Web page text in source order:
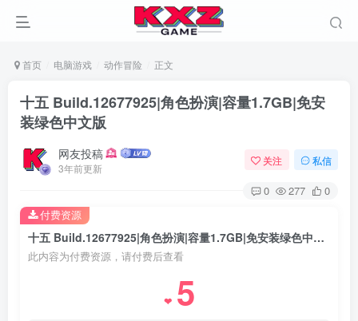
首页 电脑游戏 动作冒险 正文
十五 Build.12677925|角色扮演|容量1.7GB|免安
装绿色中文版
网友投稿
3年前更新
关注 私信
0 277 0
十五 Build.12677925|角色扮演|容量1.7GB|免安装绿色中文版
此内容为付费资源，请付费后查看
❤ 5
付费资源